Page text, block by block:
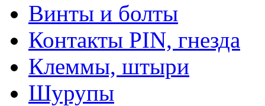
Винты и болты
Контакты PIN, гнезда
Клеммы, штыри
Шурупы